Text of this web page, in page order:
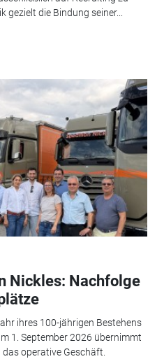
gezielt die Bindung seiner...
Nickles: Nachfolge
ihres 100-jährigen Bestehens
1. September 2026 übernimmt
das operative Geschäft.